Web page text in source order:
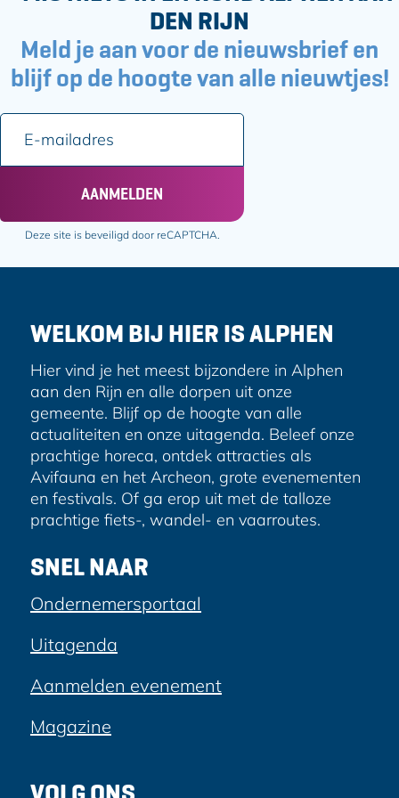
DEN RIJN
Meld je aan voor de nieuwsbrief en
blijf op de hoogte van alle nieuwtjes!
E
m
l
d
AANMELDEN
Deze site is beveiligd door reCAPTCHA.
WELKOM BIJ HIER IS ALPHEN
Hier vind je het meest bijzondere in Alphen
aan den Rijn en alle dorpen uit onze
gemeente. Blijf op de hoogte van alle
actualiteiten en onze uitagenda. Beleef onze
prachtige horeca, ontdek attracties als
Avifauna en het Archeon, grote evenementen
en festivals. Of ga erop uit met de talloze
prachtige fiets-, wandel- en vaarroutes.
SNEL NAAR
Ondernemersportaal
Uitagenda
Aanmelden evenement
Magazine